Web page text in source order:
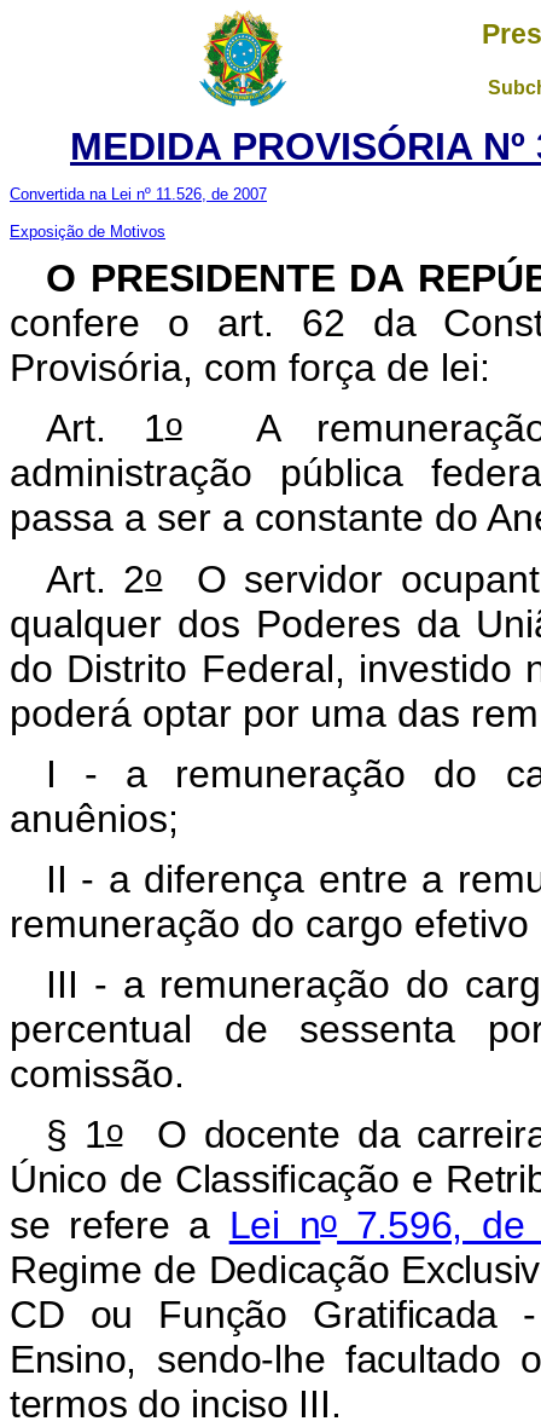
MEDIDA PROVISÓRIA
Convertida na Lei nº 11.526, de 2007
Exposição de Motivos
O PRESIDENTE DA
confere o art. 62 da
Provisória, com força de lei:
Art. 1oA
administração pública
passa a ser a constante do
Art. 2oO servidor
qualquer dos Poderes da
do Distrito Federal, investido
poderá optar por uma das
I - a remuneração do
anuênios;
II - a diferença entre a
remuneração do cargo
III - a remuneração do
percentual de sessenta
comissão.
§ 1oO docente da
Único de Classificação e
se refere a Lei no7.596, de
Regime de Dedicação
CD ou Função Gratificada
Ensino, sendo-lhe facultado
termos do inciso III.